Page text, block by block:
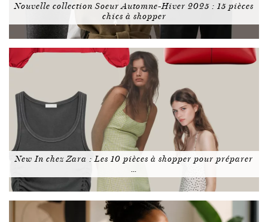
Nouvelle collection Soeur Automne-Hiver 2025 : 15 pièces
chics à shopper
New In chez Zara : Les 10 pièces à shopper pour préparer
…